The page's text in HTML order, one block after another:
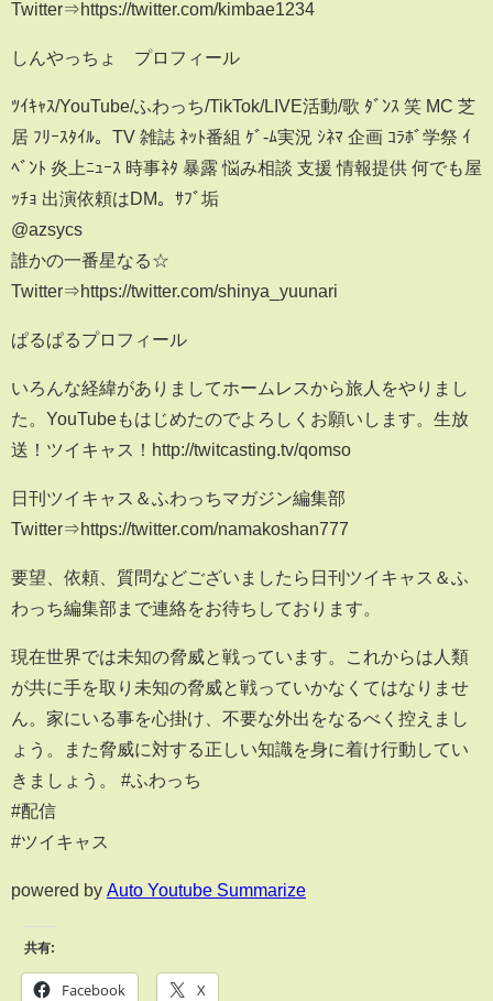
Twitter⇒https://twitter.com/kimbae1234
しんやっちょ プロフィール
ﾂｲｷｬｽ/YouTube/ふわっち/TikTok/LIVE活動/歌 ﾀﾞﾝｽ 笑 MC 芝
居 ﾌﾘｰｽﾀｲﾙ。TV 雑誌 ﾈｯﾄ番組 ｹﾞ-ﾑ実況 ｼﾈﾏ 企画 ｺﾗﾎﾞ学祭 ｲ
ﾍﾞﾝﾄ 炎上ﾆｭｰｽ 時事ﾈﾀ 暴露 悩み相談 支援 情報提供 何でも屋
ｯﾁｮ 出演依頼はDM。ｻﾌﾞ垢
@azsycs
誰かの一番星なる☆
Twitter⇒https://twitter.com/shinya_yuunari
ぱるぱるプロフィール
いろんな経緯がありましてホームレスから旅人をやりまし
た。YouTubeもはじめたのでよろしくお願いします。生放
送！ツイキャス！http://twitcasting.tv/qomso
日刊ツイキャス＆ふわっちマガジン編集部
Twitter⇒https://twitter.com/namakoshan777
要望、依頼、質問などございましたら日刊ツイキャス＆ふ
わっち編集部まで連絡をお待ちしております。
現在世界では未知の脅威と戦っています。これからは人類
が共に手を取り未知の脅威と戦っていかなくてはなりませ
ん。家にいる事を心掛け、不要な外出をなるべく控えまし
ょう。また脅威に対する正しい知識を身に着け行動してい
きましょう。 #ふわっち
#配信
#ツイキャス
powered by Auto Youtube Summarize
共有:
Facebook X